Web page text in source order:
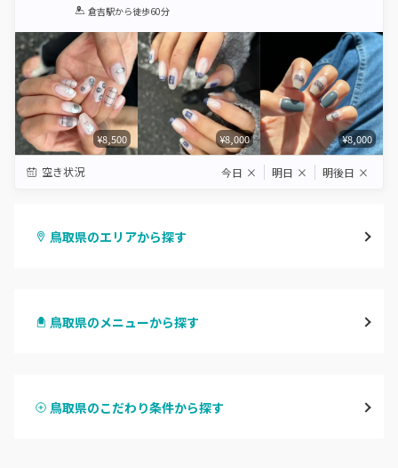
1 2 3 4 5
倉吉駅から徒歩60分
¥8,500 ¥8,000 ¥8,000
空き状況 今日 × 明日 × 明後日 ×
鳥取県のエリアから探す
倉吉・三朝
鳥取県のメニューから探す
ハンドスカルプ
鳥取県のこだわり条件から探す